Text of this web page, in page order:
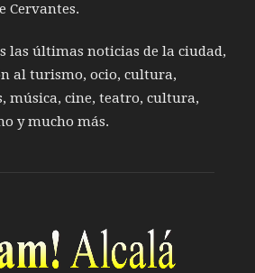
Cervantes.
las últimas noticias de la ciudad,
al turismo, ocio, cultura,
música, cine, teatro, cultura,
y mucho más.